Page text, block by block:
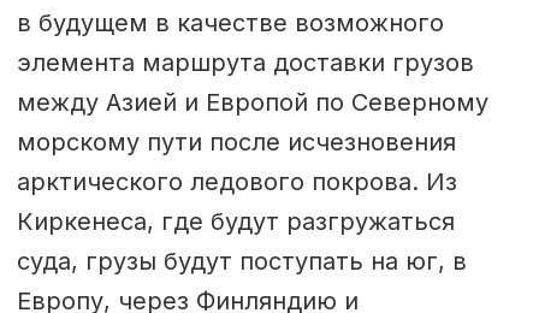
в будущем в качестве возможного
элемента маршрута доставки грузов
между Азией и Европой по Северному
морскому пути после исчезновения
арктического ледового покрова. Из
Киркенеса, где будут разгружаться
суда, грузы будут поступать на юг, в
Европу, через Финляндию и